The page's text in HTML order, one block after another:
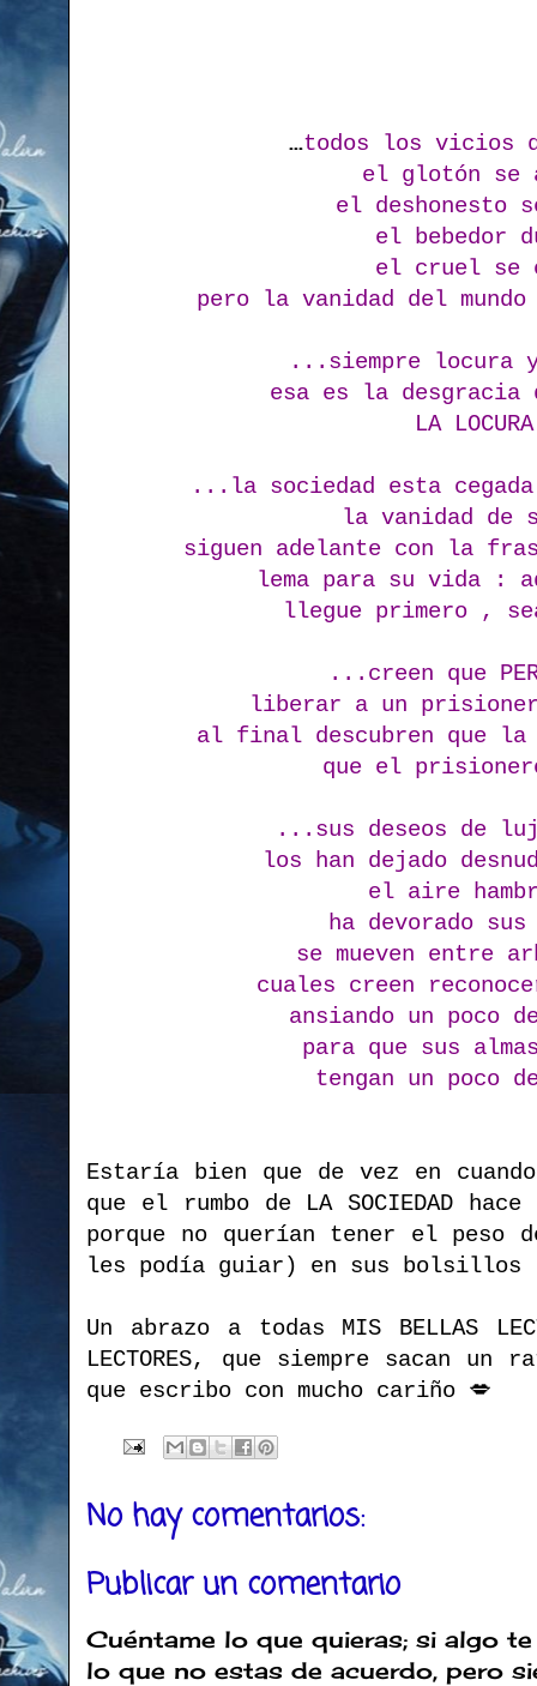
...todos los vicios
el glotón
el deshonesto
el bebedor
el cruel se
pero la vanidad del
...siempre locura
esa es la desgracia
LA
...la sociedad esta
la vanidad de
siguen adelante con la
lema para su vida :
llegue primero ,
...creen que
liberar a un
al final descubren que
que el
...sus deseos de
los han dejado
el aire
ha devorado
se mueven entre
cuales creen
ansiando un poco
para que sus
tengan un poco
Estaría bien que de vez en
que el rumbo de LA SOCIEDAD
porque no querían tener el peso
les podía guiar) en sus bolsillos
Un abrazo a todas MIS BELLAS
LECTORES, que siempre sacan
que escribo con mucho cariño 💋
No hay comentarios:
Publicar un comentario
Cuéntame lo que quieras; si algo
lo que no estas de acuerdo, pero